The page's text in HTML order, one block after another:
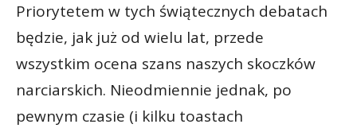
Priorytetem w tych świątecznych debatach
będzie, jak już od wielu lat, przede
wszystkim ocena szans naszych skoczków
narciarskich. Nieodmiennie jednak, po
pewnym czasie (i kilku toastach